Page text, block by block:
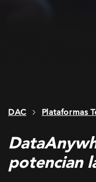
DAC Plataformas
potencian